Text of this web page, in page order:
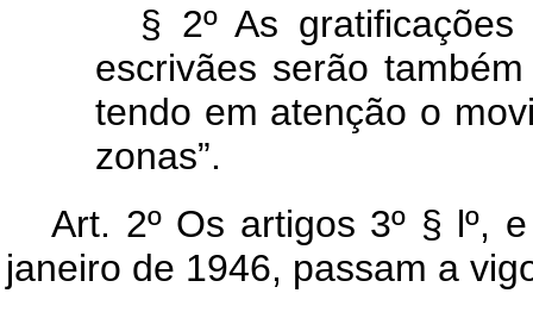
§ 2º As
escrivães serão
tendo em atenção o
zonas”.
Art. 2º Os artigos 3º § lº,
janeiro de 1946, passam a